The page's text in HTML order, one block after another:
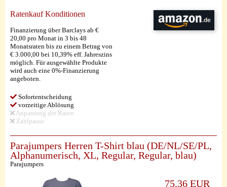
Ratenkauf Konditionen
Finanzierung über Barclays ab €
20,00 pro Monat in 3 bis 48
Monatsraten bis zu einem Betrag von
€ 3.000,00 bei 10,39% eff. Jahreszins
möglich. Für ausgewählte Produkte
wird auch eine 0%-Finanzierung
angeboten.
Sofortentscheidung
vorzeitige Ablösung
Anpassung der Raten
Zahlpause
Parajumpers Herren T-Shirt blau (DE/NL/SE/PL,
Alphanumerisch, XL, Regular, Regular, blau)
Parajumpers
75,36 EUR